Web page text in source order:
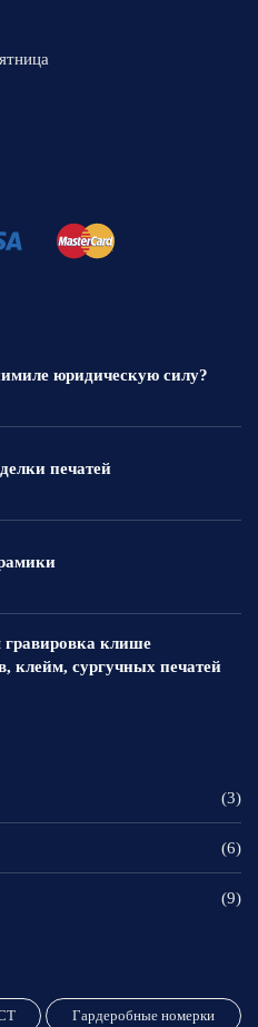
юридическую силу?
печатей
клише
клейм, сургучных печатей
(3)
(6)
(9)
Гардеробные номерки